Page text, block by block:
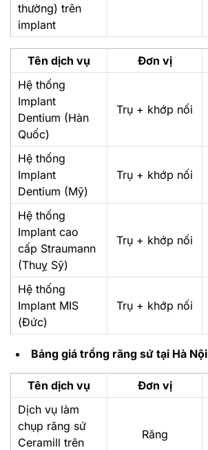
thường) trên
implant
Tên dịch vụ Đơn vị
Hệ thống
Implant
Dentium (Hàn
Quốc)
Trụ + khớp nối
Hệ thống
Implant
Dentium (Mỹ)
Trụ + khớp nối
Hệ thống
Implant cao
cấp Straumann
(Thuỵ Sỹ)
Trụ + khớp nối
Hệ thống
Implant MIS
(Đức)
Trụ + khớp nối
Bảng giá trồng răng sứ tại Hà Nội
Tên dịch vụ Đơn vị
Dịch vụ làm
chụp răng sứ
Ceramill trên
Răng